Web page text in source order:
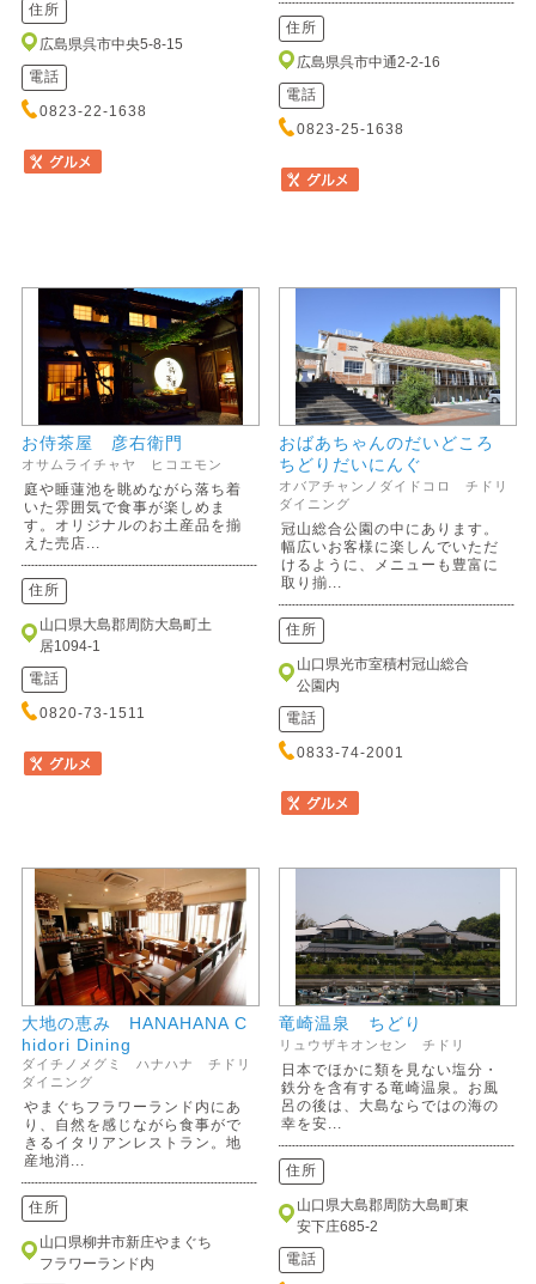
住所
広島県呉市中央5-8-15
電話
0823-22-1638
住所
広島県呉市中通2-2-16
電話
0823-25-1638
お侍茶屋 彦右衛門
オサムライチャヤ ヒコエモン
庭や睡蓮池を眺めながら落ち着
いた雰囲気で食事が楽しめま
す。オリジナルのお土産品を揃
えた売店...
住所
山口県大島郡周防大島町土
居1094-1
電話
0820-73-1511
おばあちゃんのだいどころ
ちどりだいにんぐ
オバアチャンノダイドコロ チドリ
ダイニング
冠山総合公園の中にあります。
幅広いお客様に楽しんでいただ
けるように、メニューも豊富に
取り揃...
住所
山口県光市室積村冠山総合
公園内
電話
0833-74-2001
大地の恵み HANAHANA C
hidori Dining
ダイチノメグミ ハナハナ チドリ
ダイニング
やまぐちフラワーランド内にあ
り、自然を感じながら食事がで
きるイタリアンレストラン。地
産地消...
住所
山口県柳井市新庄やまぐち
フラワーランド内
竜崎温泉 ちどり
リュウザキオンセン チドリ
日本でほかに類を見ない塩分・
鉄分を含有する竜崎温泉。お風
呂の後は、大島ならではの海の
幸を安...
住所
山口県大島郡周防大島町東
安下庄685-2
電話